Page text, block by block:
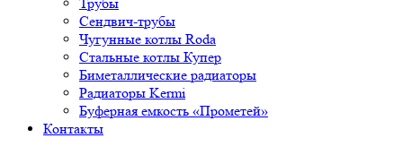
Сендвич-трубы
Чугунные котлы Roda
Стальные котлы Купер
Биметаллические радиаторы
Радиаторы Kermi
Буферная емкость «Прометей»
Контакты